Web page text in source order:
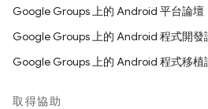
Google Groups 上的 Android 平台論壇
Google Groups 上的 Android 程式開發
Google Groups 上的 Android 程式移植
取得協助